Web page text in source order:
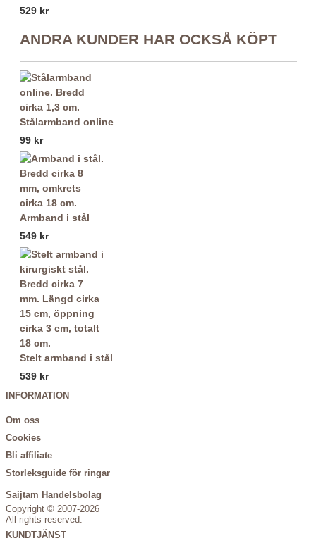
529 kr
ANDRA KUNDER HAR OCKSÅ KÖPT
Stålarmband online
99 kr
Armband i stål
549 kr
Stelt armband i stål
539 kr
INFORMATION
Om oss
Cookies
Bli affiliate
Storleksguide för ringar
Saijtam Handelsbolag
Copyright © 2007-2026
All rights reserved.
KUNDTJÄNST